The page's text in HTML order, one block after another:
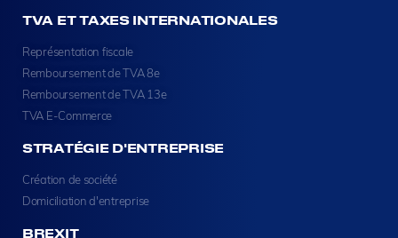
TVA ET TAXES INTERNATIONALES
Représentation fiscale
Remboursement de TVA 8e
Remboursement de TVA 13e
TVA E-Commerce
STRATÉGIE D'ENTREPRISE
Création de société
Domiciliation d'entreprise
BREXIT